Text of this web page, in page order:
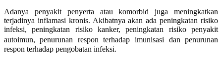
Adanya penyakit penyerta atau komorbid juga meningkatkan
terjadinya inflamasi kronis. Akibatnya akan ada peningkatan risiko
infeksi, peningkatan risiko kanker, peningkatan risiko penyakit
autoimun, penurunan respon terhadap imunisasi dan penurunan
respon terhadap pengobatan infeksi.